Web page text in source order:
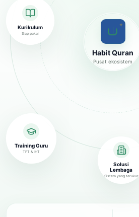
✦
Habit Quran
Pusat ekosistem
Training Guru
TFT & IHT
Solusi
Lembaga
Sistem yang terukur
Kurikulum
Siap pakai